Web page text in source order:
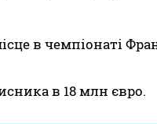
в чемпіонаті
в 18 млн євро.